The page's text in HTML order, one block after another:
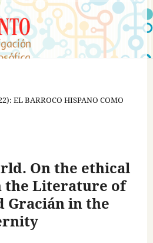
EL BARROCO HISPANO COMO
On the ethical
the Literature of
Gracián in the